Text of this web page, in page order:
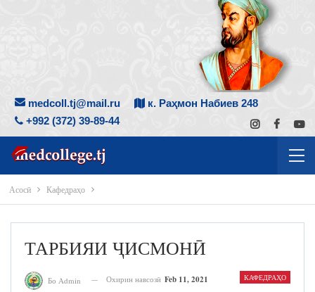
medcoll.tj@mail.ru
к. Раҳмон Набиев 248
+992 (372) 39-89-44
Асосӣ Кафедраҳо
ТАРБИЯИ ҶИСМОНӢ
КАФЕДРАҲО
Бо Admin Охирин навсозӣ Feb 11, 2021